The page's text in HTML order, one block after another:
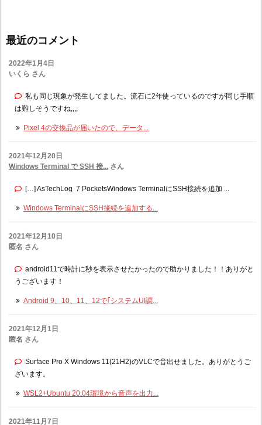
最近のコメント
2022年1月4日
いくら さん
私も同じ現象が発生してました。流石に2年使っているのですが同じ手順
は難しそうですね,,,,
Pixel 4の交換品が届いたので、データ...
2021年12月20日
Windows Terminal で SSH 接... さん
[…] AsTechLog 7 PocketsWindows TerminalにSSH接続を追加 ...
Windows TerminalにSSH接続を追加する...
2021年12月10日
匿名 さん
android11で時計に秒を表示させたかったので助かりました！！ありがと
うございます！
Android 9、10、11、12で｢システムUI調...
2021年12月1日
匿名 さん
Surface Pro X Windows 11(21H2)のVLCで音出せました。ありがとうご
ざいます。
WSL2+Ubuntu 20.04環境から音声を出力...
2021年11月7日